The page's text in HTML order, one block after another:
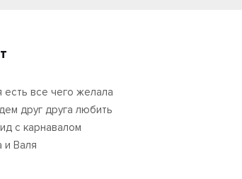
есть все чего желала
друг друга любить
с карнавалом
и Валя